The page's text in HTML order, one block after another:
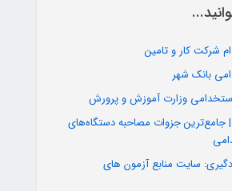
شرکت کار و تامین
بانک شهر
استخدامی وزارت آموزش و پرورش
| جامع‌ترین جزوات مصاحبه دستگاه‌های
سایت منابع آزمون های